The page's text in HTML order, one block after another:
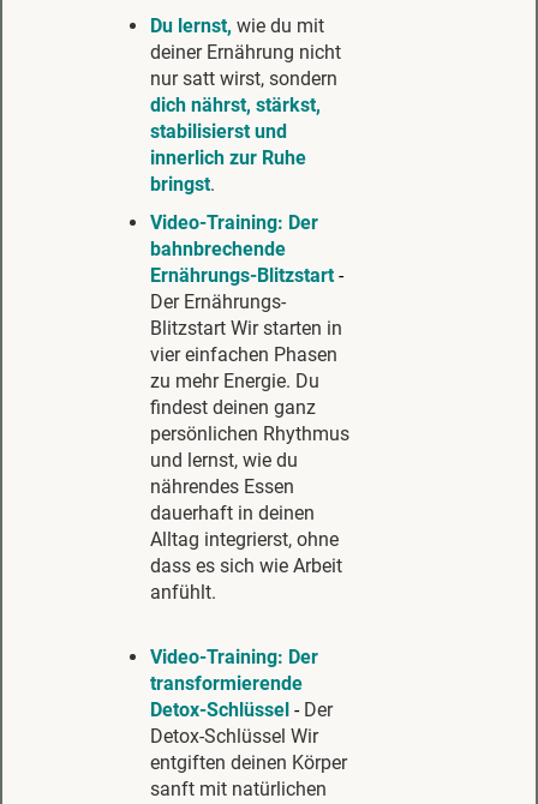
Du lernst, wie du mit
deiner Ernährung nicht
nur satt wirst, sondern
dich nährst, stärkst,
stabilisierst und
innerlich zur Ruhe
bringst.
Video-Training: Der
bahnbrechende
Ernährungs-Blitzstart -
Der Ernährungs-
Blitzstart Wir starten in
vier einfachen Phasen
zu mehr Energie. Du
findest deinen ganz
persönlichen Rhythmus
und lernst, wie du
nährendes Essen
dauerhaft in deinen
Alltag integrierst, ohne
dass es sich wie Arbeit
anfühlt.
Video-Training: Der
transformierende
Detox-Schlüssel - Der
Detox-Schlüssel Wir
entgiften deinen Körper
sanft mit natürlichen